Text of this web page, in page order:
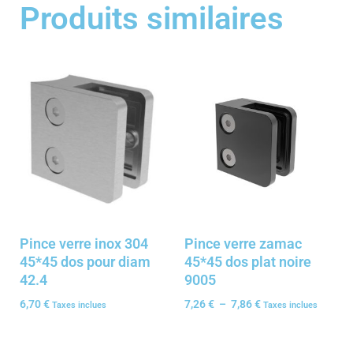
Produits similaires
Pince verre inox 304
45*45 dos pour diam
42.4
6,70€ Taxes inclues
Pince verre zamac
45*45 dos plat noire
9005
7,26€ – 7,86€ Taxes inclues